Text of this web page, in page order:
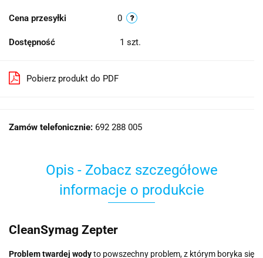
Cena przesyłki 0
Dostępność 1 szt.
Pobierz produkt do PDF
Zamów telefonicznie: 692 288 005
Opis - Zobacz szczegółowe
informacje o produkcie
CleanSymag Zepter
Problem twardej wodyto powszechny problem, z którym boryka się